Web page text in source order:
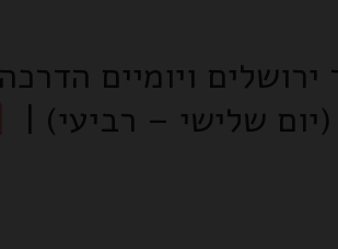
(יום שלישי – רביעי) |